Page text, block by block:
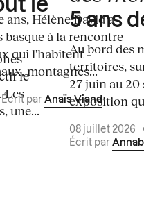
le
le
Les
une...
ans, Hélène David a
basque à la rencontre
qui l'habitent –
montagnes...
Écrit par Anaïs Viand
5 ans
Au bord des
territoires,
27 juin au 20
exposition
08 juillet 2026
Écrit par